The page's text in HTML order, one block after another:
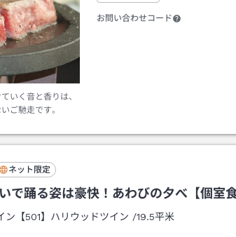
いく音と香りは、
ご馳走です。
お問い合わせコード
ネット限定
で踊る姿は豪快！あわびの夕べ【個室食
ン【501】ハリウッドツイン /19.5平米